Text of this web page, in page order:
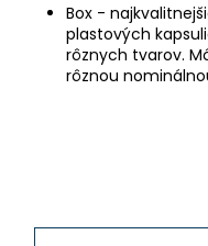
Box -
plastových
rôznych tvarov.
rôznou